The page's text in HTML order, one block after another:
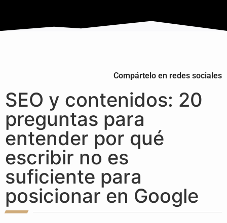
Compártelo en redes sociales
SEO y contenidos: 20
preguntas para
entender por qué
escribir no es
suficiente para
posicionar en Google